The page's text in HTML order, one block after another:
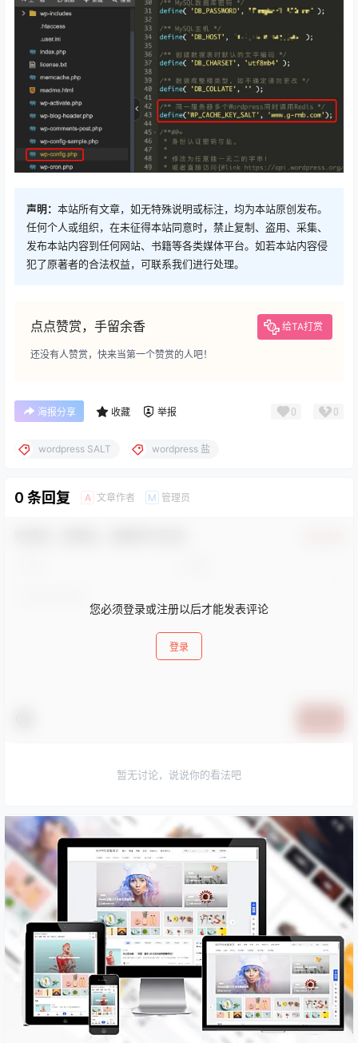
声明： 本站所有文章，如无特殊说明或标注，均为本站原创发布。
任何个人或组织，在未征得本站同意时，禁止复制、盗用、采集、
发布本站内容到任何网站、书籍等各类媒体平台。如若本站内容侵
犯了原著者的合法权益，可联系我们进行处理。
点点赞赏，手留余香 给TA打赏
还没有人赞赏，快来当第一个赞赏的人吧！
海报分享 收藏 举报 0 0
wordpress SALT wordpress 盐
0 条回复 A 文章作者 M 管理员
您必须登录或注册以后才能发表评论
登录
暂无讨论，说说你的看法吧